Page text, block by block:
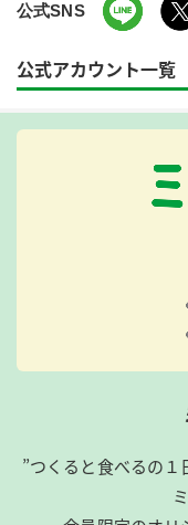
公式SNS
公式アカウント一覧
”つくると食べるの